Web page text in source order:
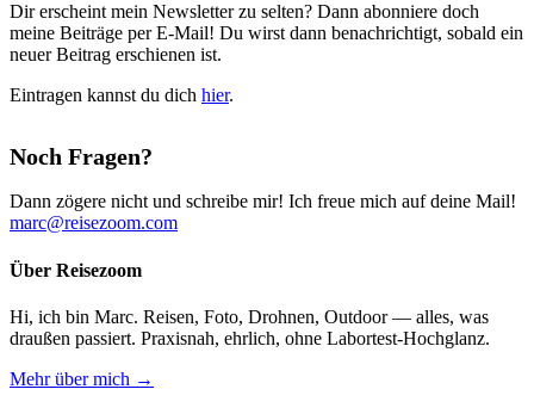
Dir erscheint mein Newsletter zu selten? Dann abonniere doch
meine Beiträge per E-Mail! Du wirst dann benachrichtigt, sobald ein
neuer Beitrag erschienen ist.
Eintragen kannst du dich hier.
Noch Fragen?
Dann zögere nicht und schreibe mir! Ich freue mich auf deine Mail!
marc@reisezoom.com
Über Reisezoom
Hi, ich bin Marc. Reisen, Foto, Drohnen, Outdoor — alles, was
draußen passiert. Praxisnah, ehrlich, ohne Labortest-Hochglanz.
Mehr über mich →